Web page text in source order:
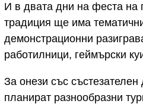
И в двата дни на феста на
традиция ще има
демонстрационни
работилници, геймърски
За онези със състезателен
планират разнообразни